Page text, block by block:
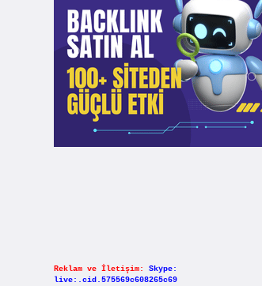
Reklam ve İletişim:
Skype:
live:.cid.575569c608265c69